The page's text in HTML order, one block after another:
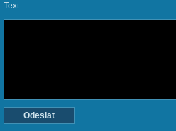
Text: